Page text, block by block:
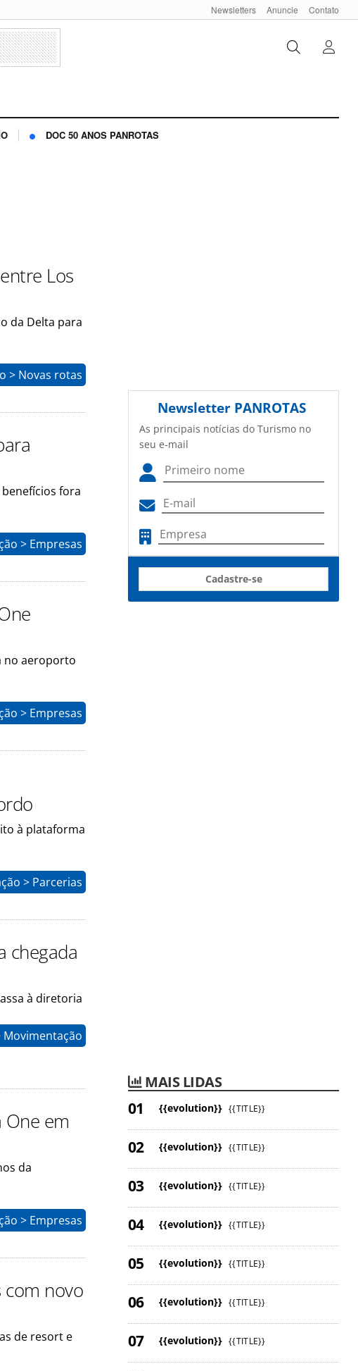
Newsletters Anuncie Contato
DOC 50 ANOS PANROTAS
Los
da Delta para
> Novas rotas
fora
> Empresas
no aeroporto
> Empresas
à plataforma
> Parcerias
chegada
à diretoria
Movimentação
em
da
> Empresas
com novo
de resort e
Newsletter PANROTAS
As principais notícias do Turismo no
seu e-mail
Cadastre-se
MAIS LIDAS
{{evolution}} {{TITLE}}
{{evolution}} {{TITLE}}
{{evolution}} {{TITLE}}
{{evolution}} {{TITLE}}
{{evolution}} {{TITLE}}
{{evolution}} {{TITLE}}
{{evolution}} {{TITLE}}